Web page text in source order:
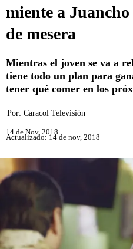
miente a
de mesera
Mientras el joven se va a
tiene todo un plan para
tener qué comer en los
Por: Caracol Televisión
14 de Nov, 2018
Actualizado: 14 de nov, 2018